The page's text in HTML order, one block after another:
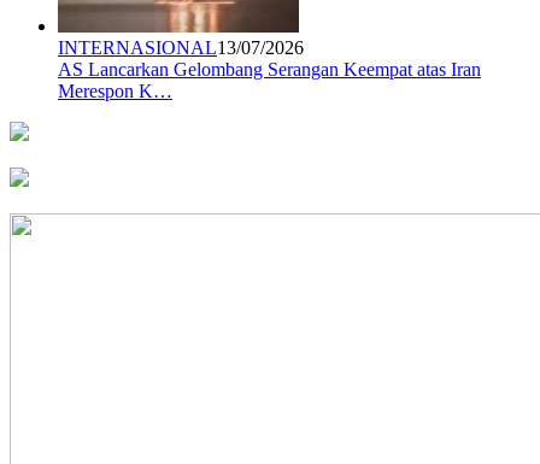
INTERNASIONAL13/07/2026
AS Lancarkan Gelombang Serangan Keempat atas Iran
Merespon K…